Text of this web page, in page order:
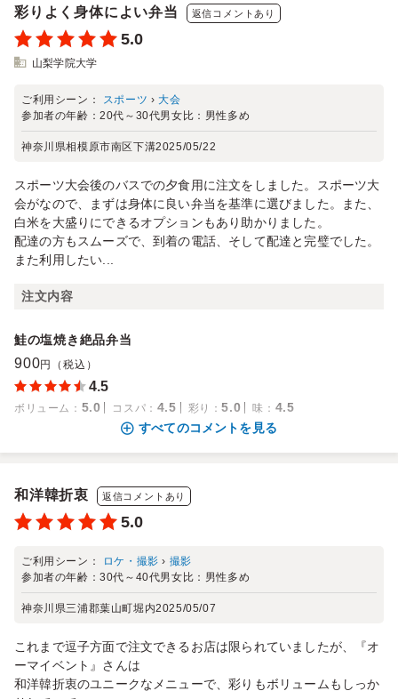
彩りよく身体によい弁当 返信コメントあり
5.0
山梨学院大学
ご利用シーン： スポーツ ›大会
参加者の年齢：20代～30代男女比： 男性多め
神奈川県相模原市南区下溝2025/05/22
スポーツ大会後のバスでの夕食用に注文をしました。スポーツ大
会がなので、まずは身体に良い弁当を基準に選びました。また、
白米を大盛りにできるオプションもあり助かりました。
配達の方もスムーズで、到着の電話、そして配達と完璧でした。
また利用したい...
注文内容
鮭の塩焼き絶品弁当
900円（税込）
4.5
ボリューム ： 5.0 コスパ ： 4.5 彩り ：5.0 味 ： 4.5
すべてのコメントを見る
和洋韓折衷 返信コメントあり
5.0
ご利用シーン： ロケ・撮影 › 撮影
参加者の年齢：30代～40代男女比： 男性多め
神奈川県三浦郡葉山町堀内2025/05/07
これまで逗子方面で注文できるお店は限られていましたが、『オ
ーマイベント』さんは
和洋韓折衷のユニークなメニューで、彩りもボリュームもしっか